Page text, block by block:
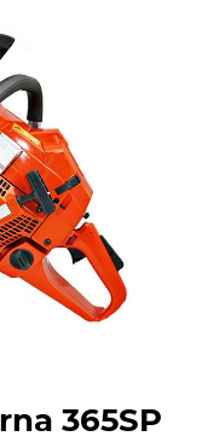
365SP